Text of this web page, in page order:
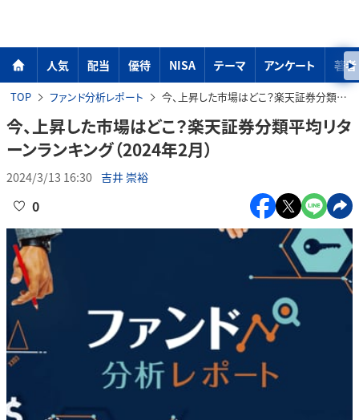
人気 配当 優待 NISA テーマ アンケート 著者
TOP ファンド分析レポート 今、上昇した市場はどこ？楽天証券分類平均リターンランキング（2024年2月）
今、上昇した市場はどこ？楽天証券分類平均リタ
ーンランキング（2024年2月）
2024/3/13 16:30 吉井 崇裕
0